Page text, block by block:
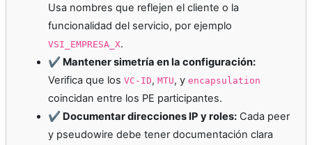
Usa nombres que reflejen el cliente o la
funcionalidad del servicio, por ejemplo
VSI_EMPRESA_X.
✔️ Mantener simetría en la configuración:
Verifica que los VC-ID, MTU, y encapsulation
coincidan entre los PE participantes.
✔️ Documentar direcciones IP y roles: Cada peer
y pseudowire debe tener documentación clara